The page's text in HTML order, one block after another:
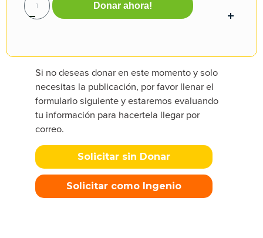
Donar ahora!
Si no deseas donar en este momento y solo
necesitas la publicación, por favor llenar el
formulario siguiente y estaremos evaluando
tu información para hacertela llegar por
correo.
Solicitar sin Donar
Solicitar como Ingenio